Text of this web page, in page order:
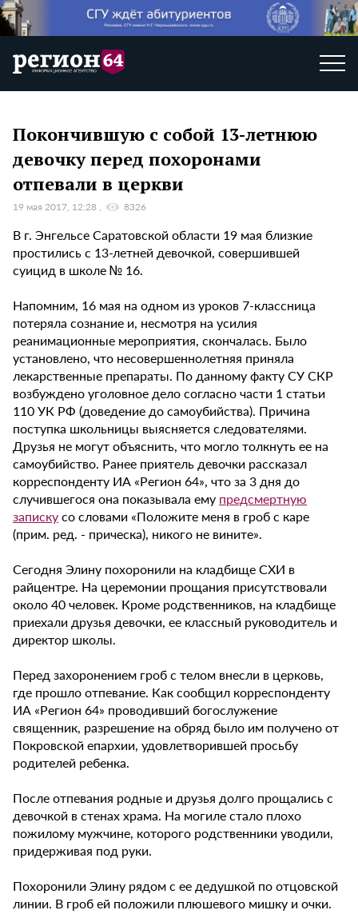
Покончившую с собой 13-летнюю
девочку перед похоронами
отпевали в церкви
19 мая 2017, 12:28 8326
В г. Энгельсе Саратовской области 19 мая близкие
простились с 13-летней девочкой, совершившей
суицид в школе № 16.
Напомним, 16 мая на одном из уроков 7-классница
потеряла сознание и, несмотря на усилия
реанимационные мероприятия, скончалась. Было
установлено, что несовершеннолетняя приняла
лекарственные препараты. По данному факту СУ СКР
возбуждено уголовное дело согласно части 1 статьи
110 УК РФ (доведение до самоубийства). Причина
поступка школьницы выясняется следователями.
Друзья не могут объяснить, что могло толкнуть ее на
самоубийство. Ранее приятель девочки рассказал
корреспонденту ИА «Регион 64», что за 3 дня до
случившегося она показывала ему предсмертную
запискусо словами «Положите меня в гроб с каре
(прим. ред. - прическа), никого не вините».
Сегодня Элину похоронили на кладбище СХИ в
райцентре. На церемонии прощания присутствовали
около 40 человек. Кроме родственников, на кладбище
приехали друзья девочки, ее классный руководитель и
директор школы.
Перед захоронением гроб с телом внесли в церковь,
где прошло отпевание. Как сообщил корреспонденту
ИА «Регион 64» проводивший богослужение
священник, разрешение на обряд было им получено от
Покровской епархии, удовлетворившей просьбу
родителей ребенка.
После отпевания родные и друзья долго прощались с
девочкой в стенах храма. На могиле стало плохо
пожилому мужчине, которого родственники уводили,
придерживая под руки.
Похоронили Элину рядом с ее дедушкой по отцовской
линии. В гроб ей положили плюшевого мишку и очки.